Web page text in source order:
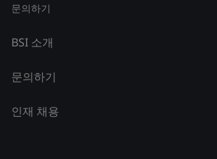
문의하기
BSI 소개
문의하기
인재 채용